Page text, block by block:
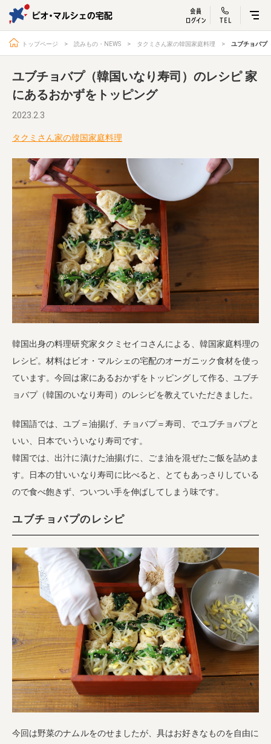
ビオ・マルシェ
宅配サービス紹介 有機野菜のお試しセッ
入
宅配サービスについて
よくある質問 オーガニックって何
お届け情報 生産者・製造者
取扱店
お問い合わせ 放射性物質への対応
会社概要
業務用卸 SDGsへの取り組み
トップページ 読みもの・NEWS タクミさん家の韓国家庭料理 ユブチョバプ
ユブチョバプ（韓国いなり寿司）のレシピ 家
にあるおかずをトッピング
2023.2.3
タクミさん家の韓国家庭料理
韓国出身の料理研究家タクミセイコさんによる、韓国家庭料理の
レシピ。材料はビオ・マルシェの宅配のオーガニック食材を使っ
ています。今回は家にあるおかずをトッピングして作る、ユブチ
ョバプ（韓国のいなり寿司）のレシピを教えていただきました。
韓国語では、ユブ＝油揚げ、チョバプ＝寿司、でユブチョバプと
いい、日本でいういなり寿司です。
韓国では、出汁に漬けた油揚げに、ごま油を混ぜたご飯を詰めま
す。日本の甘いいなり寿司に比べると、とてもあっさりしている
ので食べ飽きず、ついつい手を伸ばしてしまう味です。
ユブチョバプのレシピ
今回は野菜のナムルをのせましたが、具はお好きなものを自由に